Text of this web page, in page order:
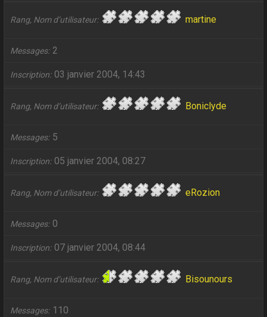
Rang, Nom d’utilisateur martine
Messages 2
Inscription 03 janvier 2004, 14:43
Rang, Nom d’utilisateur Boniclyde
Messages 5
Inscription 05 janvier 2004, 08:27
Rang, Nom d’utilisateur eRozion
Messages 0
Inscription 07 janvier 2004, 08:44
Rang, Nom d’utilisateur Bisounours
Messages 110